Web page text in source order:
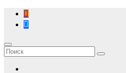
Перейти
содержимому